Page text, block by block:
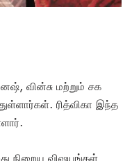
வின்சு மற்றும் சக
ரித்விகா இந்த
நிறைய விஷயங்கள்